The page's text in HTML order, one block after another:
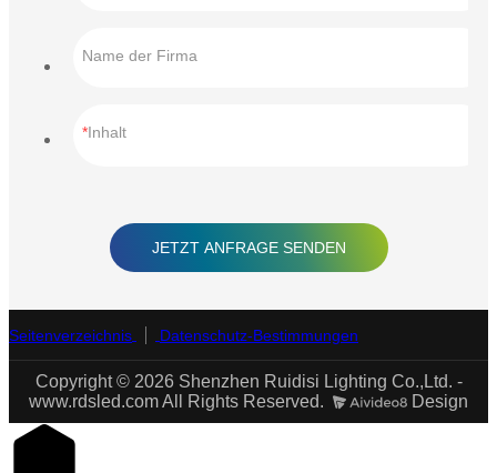
Name der Firma
Inhalt
JETZT ANFRAGE SENDEN
Seitenverzeichnis Datenschutz-Bestimmungen
Copyright © 2026 Shenzhen Ruidisi Lighting Co.,Ltd. -
www.rdsled.com All Rights Reserved.
Design